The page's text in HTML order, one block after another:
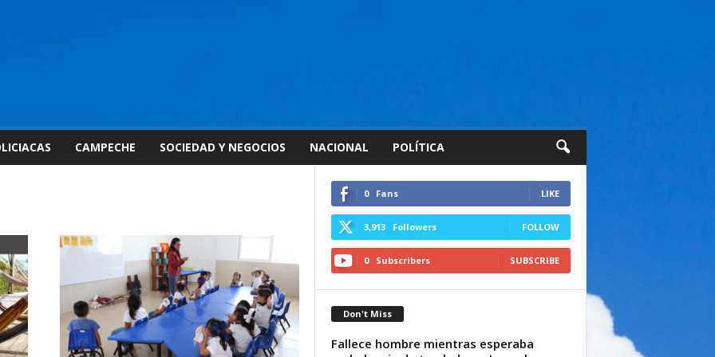
CAMPECHE SOCIEDAD Y NEGOCIOS NACIONAL POLÍTICA
0 Fans LIKE
3,913 Followers FOLLOW
0 Subscribers SUBSCRIBE
Don't Miss
Fallece hombre mientras esperaba